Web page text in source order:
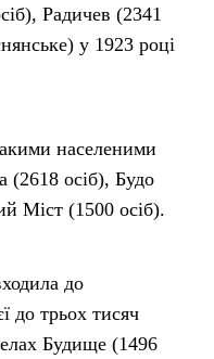
Радичев (2341
у 1923 році
населеними
(2618 осіб), Будо
Міст (1500 осіб).
до
до трьох тисяч
Будище (1496